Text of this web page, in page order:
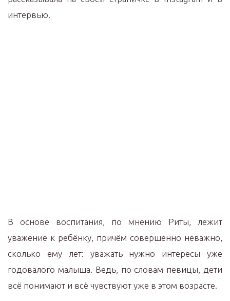
интервью.
В основе воспитания, по мнению Риты, лежит
уважение к ребёнку, причём совершенно неважно,
сколько ему лет: уважать нужно интересы уже
годовалого малыша. Ведь, по словам певицы, дети
всё понимают и всё чувствуют уже в этом возрасте.